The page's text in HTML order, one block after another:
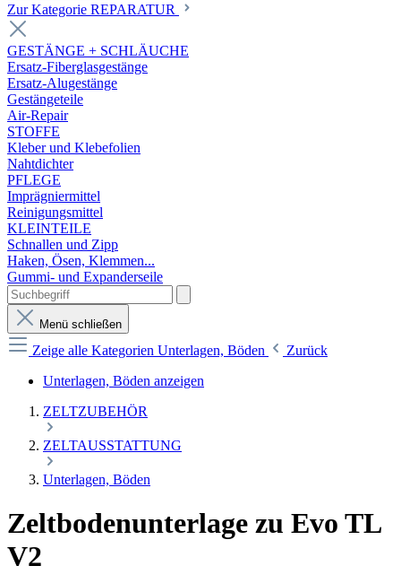
Zur Kategorie REPARATUR
GESTÄNGE + SCHLÄUCHE
Ersatz-Fiberglasgestänge
Ersatz-Alugestänge
Gestängeteile
Air-Repair
STOFFE
Kleber und Klebefolien
Nahtdichter
PFLEGE
Imprägniermittel
Reinigungsmittel
KLEINTEILE
Schnallen und Zipp
Haken, Ösen, Klemmen...
Gummi- und Expanderseile
Menü schließen
Zeige alle Kategorien Unterlagen, Böden
Zurück
Unterlagen, Böden anzeigen
ZELTZUBEHÖR
ZELTAUSSTATTUNG
Unterlagen, Böden
Zeltbodenunterlage zu Evo TL
V2